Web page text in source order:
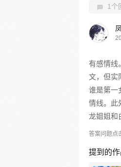
1个
有感情线
文，但实
谁是第一
情线。此
龙姐姐和
答案问题点
提到的作